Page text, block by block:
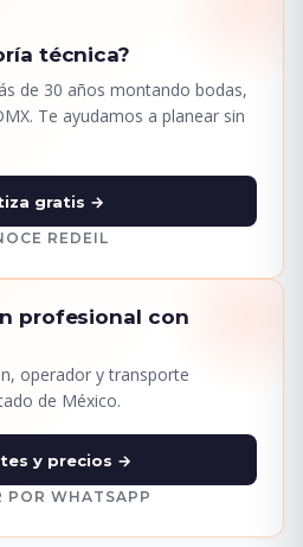
técnica?
de 30 años montando bodas,
Te ayudamos a planear sin
gratis →
REDEIL
profesional con
operador y transporte
de México.
y precios →
POR WHATSAPP